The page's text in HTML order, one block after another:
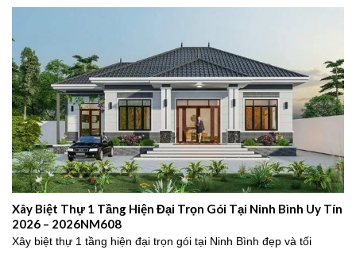
Xây Biệt Thự 1 Tầng Hiện Đại Trọn Gói Tại Ninh Bình Uy Tín
2026 – 2026NM608
Xây biệt thự 1 tầng hiện đại trọn gói tại Ninh Bình đẹp và tối